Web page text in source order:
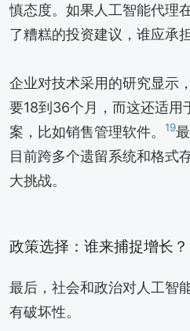
慎态度。如果人工智能代理
了糟糕的投资建议，谁应承
企业对技术采用的研究显示
要18到36个月，而这还适用
案，比如销售管理软件。
19
目前跨多个遗留系统和格式
大挑战。
政策选择：谁来捕捉增长？
最后，社会和政治对人工智
有破坏性。